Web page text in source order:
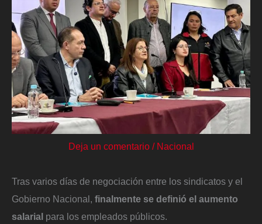
Deja un comentario / Nacional
Tras varios días de negociación entre los sindicatos y el
Gobierno Nacional, finalmente se definió el aumento
salarial para los empleados públicos.